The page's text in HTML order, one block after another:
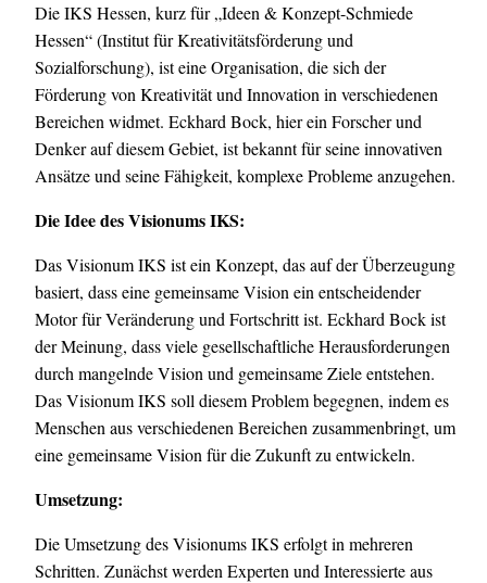
Die IKS Hessen, kurz für „Ideen & Konzept-Schmiede
Hessen“ (Institut für Kreativitätsförderung und
Sozialforschung), ist eine Organisation, die sich der
Förderung von Kreativität und Innovation in verschiedenen
Bereichen widmet. Eckhard Bock, hier ein Forscher und
Denker auf diesem Gebiet, ist bekannt für seine innovativen
Ansätze und seine Fähigkeit, komplexe Probleme anzugehen.
Die Idee des Visionums IKS:
Das Visionum IKS ist ein Konzept, das auf der Überzeugung
basiert, dass eine gemeinsame Vision ein entscheidender
Motor für Veränderung und Fortschritt ist. Eckhard Bock ist
der Meinung, dass viele gesellschaftliche Herausforderungen
durch mangelnde Vision und gemeinsame Ziele entstehen.
Das Visionum IKS soll diesem Problem begegnen, indem es
Menschen aus verschiedenen Bereichen zusammenbringt, um
eine gemeinsame Vision für die Zukunft zu entwickeln.
Umsetzung:
Die Umsetzung des Visionums IKS erfolgt in mehreren
Schritten. Zunächst werden Experten und Interessierte aus